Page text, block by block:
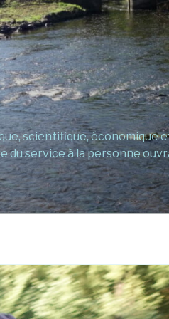
scientifique, économique
du service à la personne